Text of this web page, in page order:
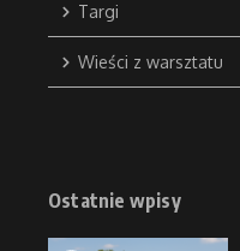
Targi
Wieści z warsztatu
Ostatnie wpisy